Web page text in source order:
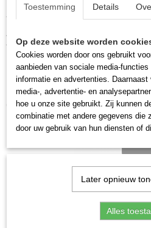
NOX de officiële World Padel
framebeschermer in de kleur
Ook interessant
Toestemming Details
Op deze website worden
Cookies worden door ons gebruikt
aanbieden van sociale media-
informatie en advertenties.
media-, advertentie- en
hoe u onze site gebruikt. Zij kunnen
combinatie met andere gegevens die
door uw gebruik van hun diensten of
Later opnieuw
Alles